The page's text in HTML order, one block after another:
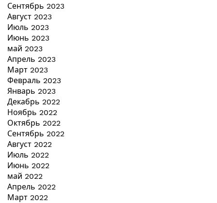
Сентябрь 2023
Август 2023
Июль 2023
Июнь 2023
май 2023
Апрель 2023
Март 2023
Февраль 2023
Январь 2023
Декабрь 2022
Ноябрь 2022
Октябрь 2022
Сентябрь 2022
Август 2022
Июль 2022
Июнь 2022
май 2022
Апрель 2022
Март 2022